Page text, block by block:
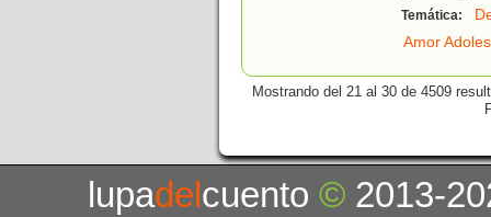
Temática:
Amor
Mostrando del 21 al 30 de 4509
lupadelcuento© 2013-